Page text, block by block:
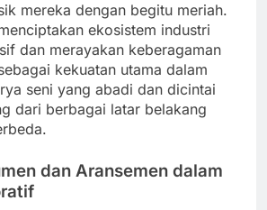
mereka dengan begitu meriah.
ekosistem industri
dan merayakan keberagaman
kekuatan utama dalam
seni yang abadi dan dicintai
dari berbagai latar belakang
dan Aransemen dalam